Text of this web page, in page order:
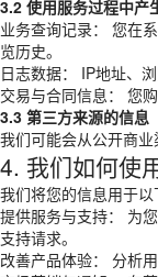
3.2 使用服务过程中产
业务查询记录： 您在
览历史。
日志数据： IP地址、
交易与合同信息： 您
3.3 第三方来源的信息
我们可能会从公开商业
4. 我们如何使
我们将您的信息用于以
提供服务与支持： 为
支持请求。
改善产品体验： 分析